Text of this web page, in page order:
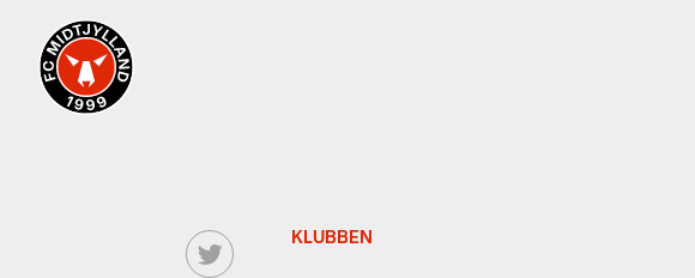
KLUBBEN